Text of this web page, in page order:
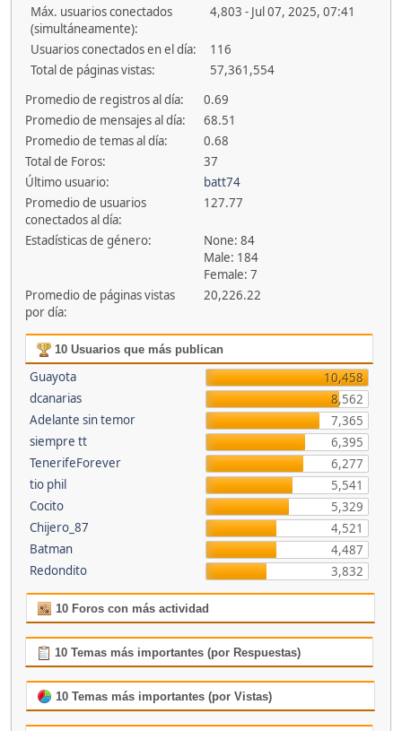
Máx. usuarios conectados
(simultáneamente):
4,803 - Jul 07, 2025, 07:41
Usuarios conectados en el día:
116
Total de páginas vistas:
57,361,554
Promedio de registros al día:
0.69
Promedio de mensajes al día:
68.51
Promedio de temas al día:
0.68
Total de Foros:
37
Último usuario:
batt74
Promedio de usuarios
conectados al día:
127.77
Estadísticas de género:
None: 84
Male: 184
Female: 7
Promedio de páginas vistas
por día:
20,226.22
10 Usuarios que más publican
Guayota
10,458
dcanarias
8,562
Adelante sin temor
7,365
siempre tt
6,395
TenerifeForever
6,277
tio phil
5,541
Cocito
5,329
Chijero_87
4,521
Batman
4,487
Redondito
3,832
10 Foros con más actividad
10 Temas más importantes (por Respuestas)
10 Temas más importantes (por Vistas)